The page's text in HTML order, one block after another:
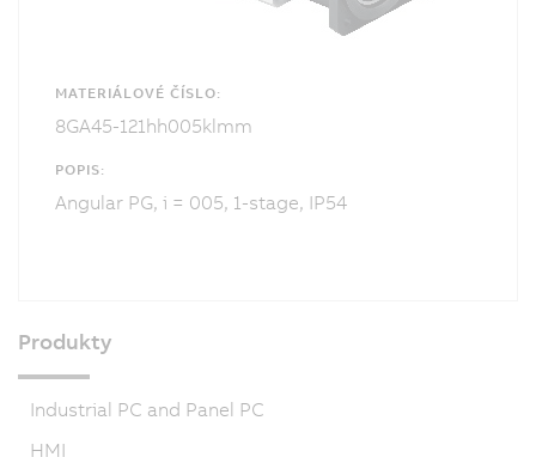
MATERIÁLOVÉ ČÍSLO:
8GA45-121hh005klmm
POPIS:
Angular PG, i = 005, 1-stage, IP54
Produkty
Industrial PC and Panel PC
HMI